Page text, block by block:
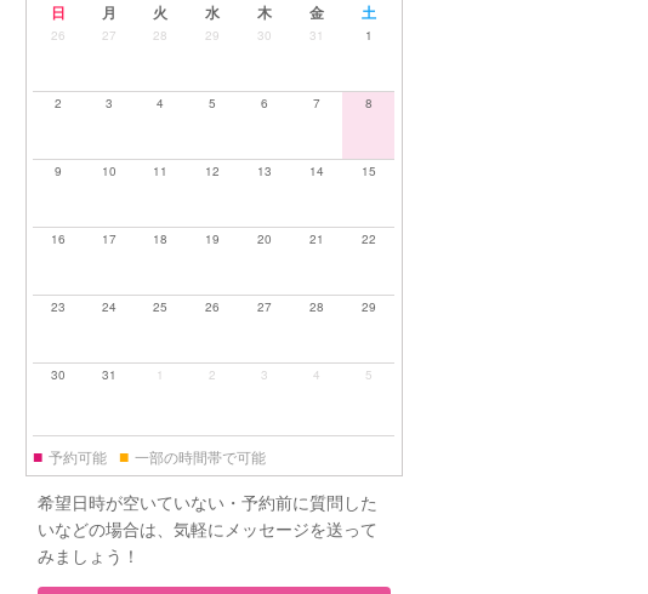
日 月 火 水 木 金 土
26 27 28 29 30 31 1
2 3 4 5 6 7 8
9 10 11 12 13 14 15
16 17 18 19 20 21 22
23 24 25 26 27 28 29
30 31 1 2 3 4 5
■ 予約可能 ■ 一部の時間帯で可能
希望日時が空いていない・予約前に質問した
いなどの場合は、気軽にメッセージを送って
みましょう！